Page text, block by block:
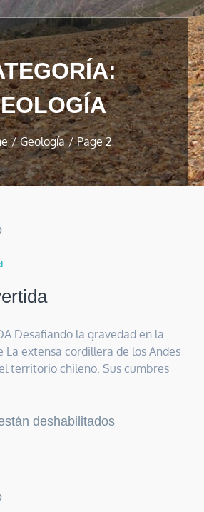
Geología Page 2
Desafiando la gravedad en la
La extensa cordillera de los Andes
territorio chileno. Sus cumbres
deshabilitadosen